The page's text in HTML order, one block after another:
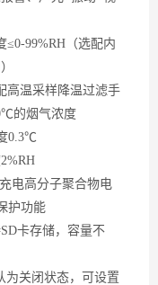
99%RH（选配内
高温采样降温过滤手
的烟气浓度
0.3℃
电高分子聚合物电
护功能
卡存储，容量不
关闭状态，可设置